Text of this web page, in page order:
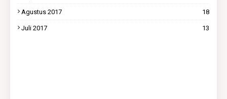
Agustus 2017 18
Juli 2017 13